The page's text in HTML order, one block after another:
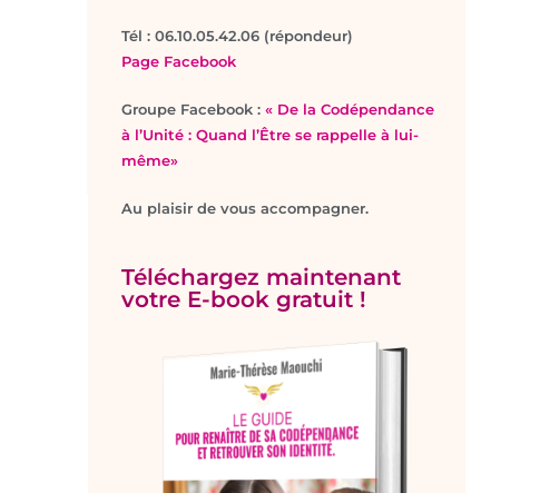
Tél : 06.10.05.42.06 (répondeur)
Page Facebook
Groupe Facebook :« De la Codépendance
à l’Unité : Quand l’Être se rappelle à lui-
même»
Au plaisir de vous accompagner.
Téléchargez maintenant
votre E-book gratuit !